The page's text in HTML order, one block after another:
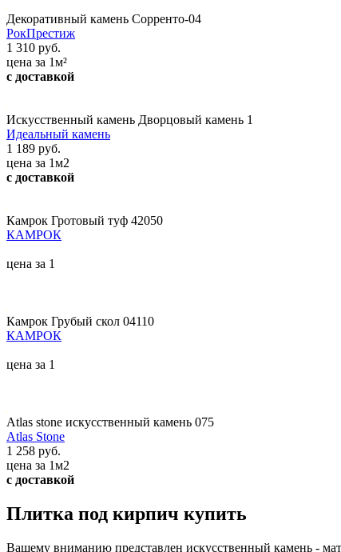
Декоративный камень Сорренто-04
РокПрестиж
1 310 руб.
цена за 1м²
с доставкой
Искусственный камень Дворцовый камень 1
Идеальный камень
1 189 руб.
цена за 1м2
с доставкой
Камрок Гротовый туф 42050
КАМРОК
цена за 1
Камрок Грубый скол 04110
КАМРОК
цена за 1
Atlas stone искусственный камень 075
Atlas Stone
1 258 руб.
цена за 1м2
с доставкой
Плитка под кирпич купить
Вашему вниманию представлен искусственный камень -